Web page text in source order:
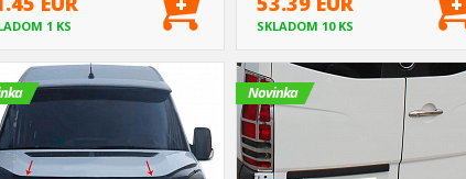
1 KS SKLADOM 10 KS
Novinka